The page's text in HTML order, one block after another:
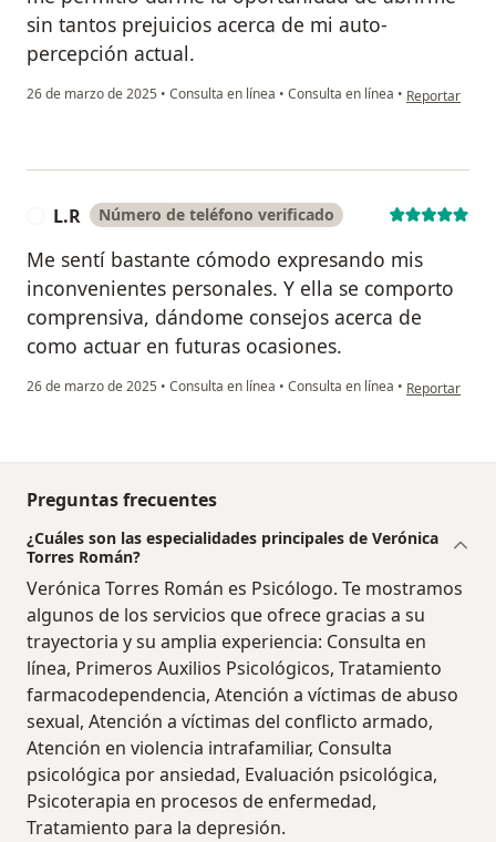
sin tantos prejuicios acerca de mi auto-
percepción actual.
26 de marzo de 2025 • Consulta en línea • Consulta en línea • en opinión
Reportar
L.R Número de teléfono verificado
Me sentí bastante cómodo expresando mis
inconvenientes personales. Y ella se comporto
comprensiva, dándome consejos acerca de
como actuar en futuras ocasiones.
26 de marzo de 2025 • Consulta en línea • Consulta en línea • en opinión del
Reportar
Preguntas frecuentes
¿Cuáles son las especialidades principales de Verónica
Torres Román?
Verónica Torres Román es Psicólogo. Te mostramos
algunos de los servicios que ofrece gracias a su
trayectoria y su amplia experiencia: Consulta en
línea, Primeros Auxilios Psicológicos, Tratamiento
farmacodependencia, Atención a víctimas de abuso
sexual, Atención a víctimas del conflicto armado,
Atención en violencia intrafamiliar, Consulta
psicológica por ansiedad, Evaluación psicológica,
Psicoterapia en procesos de enfermedad,
Tratamiento para la depresión.